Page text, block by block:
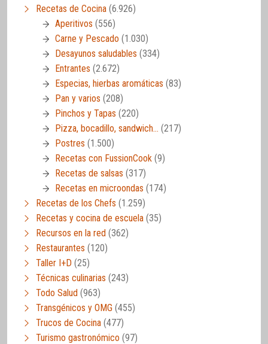
Recetas de Cocina (6.926)
Aperitivos (556)
Carne y Pescado (1.030)
Desayunos saludables (334)
Entrantes (2.672)
Especias, hierbas aromáticas (83)
Pan y varios (208)
Pinchos y Tapas (220)
Pizza, bocadillo, sandwich… (217)
Postres (1.500)
Recetas con FussionCook (9)
Recetas de salsas (317)
Recetas en microondas (174)
Recetas de los Chefs (1.259)
Recetas y cocina de escuela (35)
Recursos en la red (362)
Restaurantes (120)
Taller I+D (25)
Técnicas culinarias (243)
Todo Salud (963)
Transgénicos y OMG (455)
Trucos de Cocina (477)
Turismo gastronómico (97)